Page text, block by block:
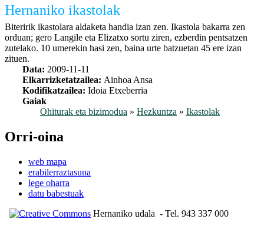
Hernaniko ikastolak
Biteririk ikastolara aldaketa handia izan zen. Ikastola bakarra zen
orduan; gero Langile eta Elizatxo sortu ziren, ezberdin pentsatzen
zutelako. 10 umerekin hasi zen, baina urte batzuetan 45 ere izan
zituen.
Data: 2009-11-11
Elkarrizketatzailea: Ainhoa Ansa
Kodifikatzailea: Idoia Etxeberria
Gaiak
Ohiturak eta bizimodua » Hezkuntza » Ikastolak
Orri-oina
web mapa
erabilerraztasuna
lege oharra
datu babestuak
Hernaniko udala - Tel. 943 337 000